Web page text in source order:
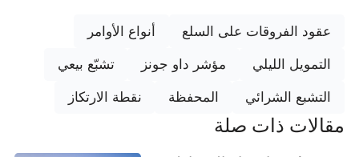
عقود الفروقات على السلع أنواع الأوامر
التمويل الليلي مؤشر داو جونز تشبّع بيعي
التشبع الشرائي المحفظة نقطة الارتكاز
مقالات ذات صلة